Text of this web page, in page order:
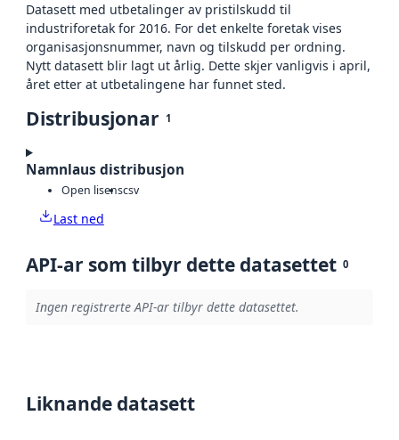
Datasett med utbetalinger av pristilskudd til
industriforetak for 2016. For det enkelte foretak vises
organisasjonsnummer, navn og tilskudd per ordning.
Nytt datasett blir lagt ut årlig. Dette skjer vanligvis i april,
året etter at utbetalingene har funnet sted.
Distribusjonar 1
Namnlaus distribusjon
Open lisenscsv
Last ned
API-ar som tilbyr dette datasettet 0
Ingen registrerte API-ar tilbyr dette datasettet.
Liknande datasett